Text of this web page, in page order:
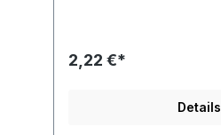
2,22 €*
Details